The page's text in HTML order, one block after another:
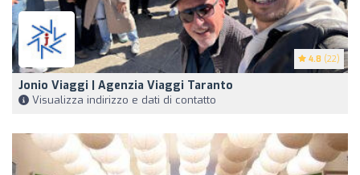
4.8 (22)
Jonio Viaggi | Agenzia Viaggi Taranto
Visualizza indirizzo e dati di contatto